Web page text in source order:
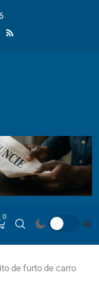
0
de furto de carro